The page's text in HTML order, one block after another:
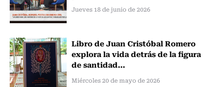
Jueves 18 de junio de 2026
Libro de Juan Cristóbal Romero
explora la vida detrás de la figura
de santidad...
Miércoles 20 de mayo de 2026